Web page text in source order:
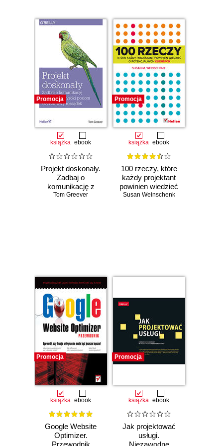
Promocja
książka ebook
Projekt doskonały.
Zadbaj o
komunikację z
klientem, wysoki
Tom Greever
Promocja
książka ebook
100 rzeczy, które
każdy projektant
powinien wiedzieć
o potencjalnych
Susan Weinschenk
Promocja
książka ebook
Google Website
Optimizer.
Promocja
książka ebook
Jak projektować
usługi.